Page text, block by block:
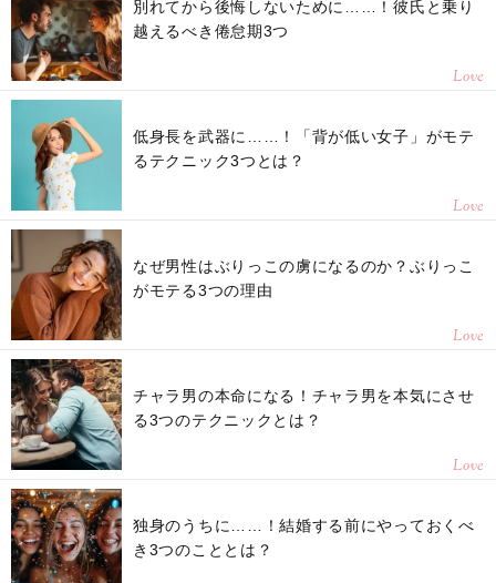
別れてから後悔しないために……！彼氏と乗り
越えるべき倦怠期3つ
Love
低身長を武器に……！「背が低い女子」がモテ
るテクニック3つとは？
Love
なぜ男性はぶりっこの虜になるのか？ぶりっこ
がモテる3つの理由
Love
チャラ男の本命になる！チャラ男を本気にさせ
る3つのテクニックとは？
Love
独身のうちに……！結婚する前にやっておくべ
き3つのこととは？